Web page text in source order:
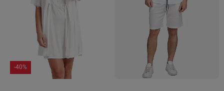
-40%